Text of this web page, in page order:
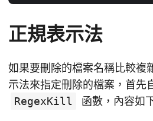
正規表示法
如果要刪除的檔案名稱比較複
示法來指定刪除的檔案，首先
RegexKill
函數，內容如